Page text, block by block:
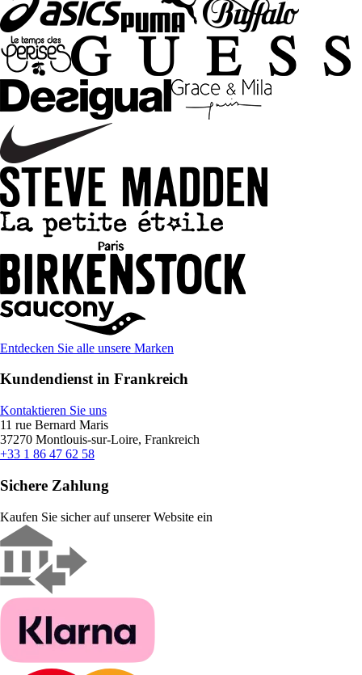
Entdecken Sie alle unsere Marken
Kundendienst in Frankreich
Kontaktieren Sie uns
11 rue Bernard Maris
37270 Montlouis-sur-Loire, Frankreich
+33 1 86 47 62 58
Sichere Zahlung
Kaufen Sie sicher auf unserer Website ein